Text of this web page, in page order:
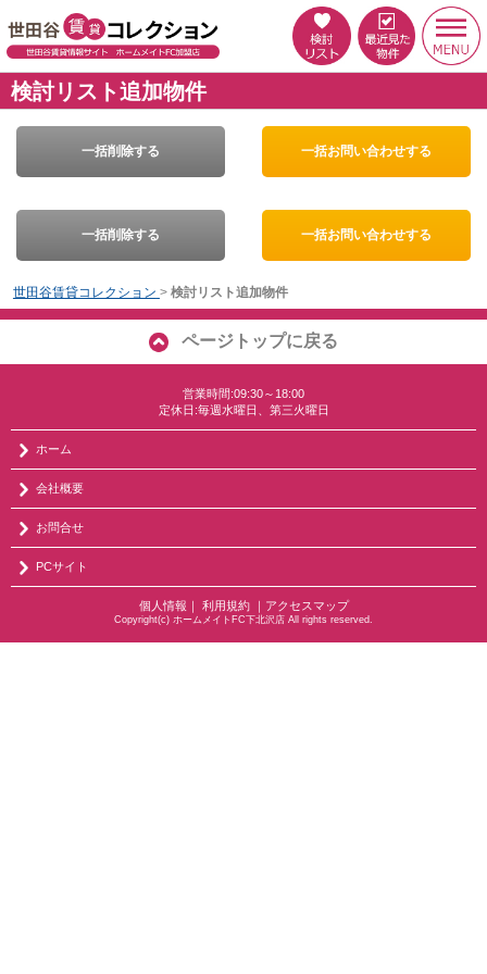
検討リスト追加物件
一括削除する 一括お問い合わせする
一括削除する 一括お問い合わせする
世田谷賃貸コレクション > 検討リスト追加物件
ページトップに戻る
営業時間:09:30～18:00
定休日:毎週水曜日、第三火曜日
ホーム
会社概要
お問合せ
PCサイト
個人情報 ｜ 利用規約｜ アクセスマップ
Copyright(c) ホームメイトFC下北沢店 All rights reserved.